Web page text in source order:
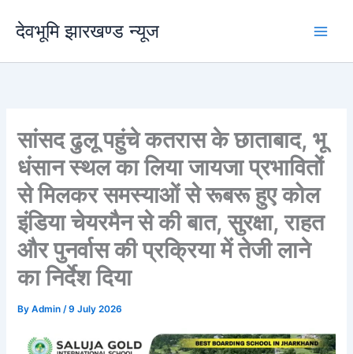
content
देवभूमि झारखण्ड न्यूज
सांसद ढुलू पहुंचे कतरास के छाताबाद, भू
धंसान स्थल का लिया जायजा प्रभावितों
से मिलकर समस्याओं से रूबरू हुए कोल
इंडिया चेयरमैन से की बात, सुरक्षा, राहत
और पुनर्वास की प्रक्रिया में तेजी लाने
का निर्देश दिया
ByAdmin/9 July 2026